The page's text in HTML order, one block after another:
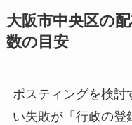
大阪市中央区の
数の目安
ポスティングを検討
い失敗が「行政の登